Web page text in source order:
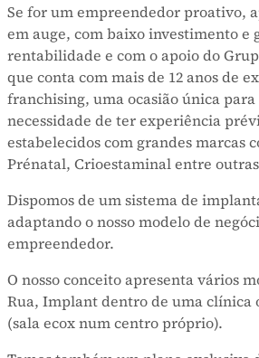
Se for um empreendedor proativo,
em auge, com baixo investimento e
rentabilidade e com o apoio do
que conta com mais de 12 anos de
franchising, uma ocasião única
necessidade de ter experiência
estabelecidos com grandes marcas
Prénatal, Crioestaminal entre
Dispomos de um sistema de
adaptando o nosso modelo de
empreendedor.
O nosso conceito apresenta vários
Rua, Implant dentro de uma clínica
(sala ecox num centro próprio).